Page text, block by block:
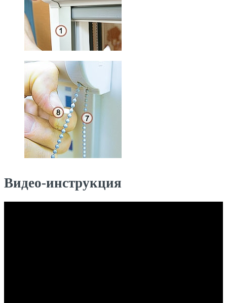
Видео-инструкция